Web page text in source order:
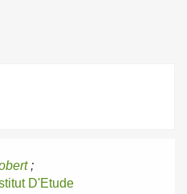
;
D'Etude